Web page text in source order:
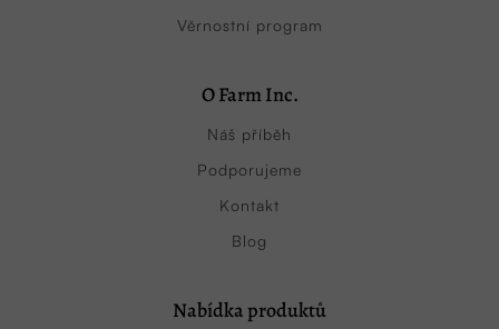
Věrnostní program
O Farm Inc.
Náš příběh
Podporujeme
Kontakt
Blog
Nabídka produktů